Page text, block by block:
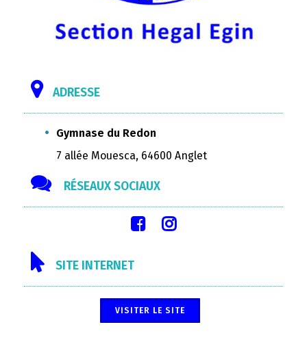
ADRESSE
Gymnase du Redon
7 allée Mouesca, 64600 Anglet
RÉSEAUX SOCIAUX
SITE INTERNET
VISITER LE SITE